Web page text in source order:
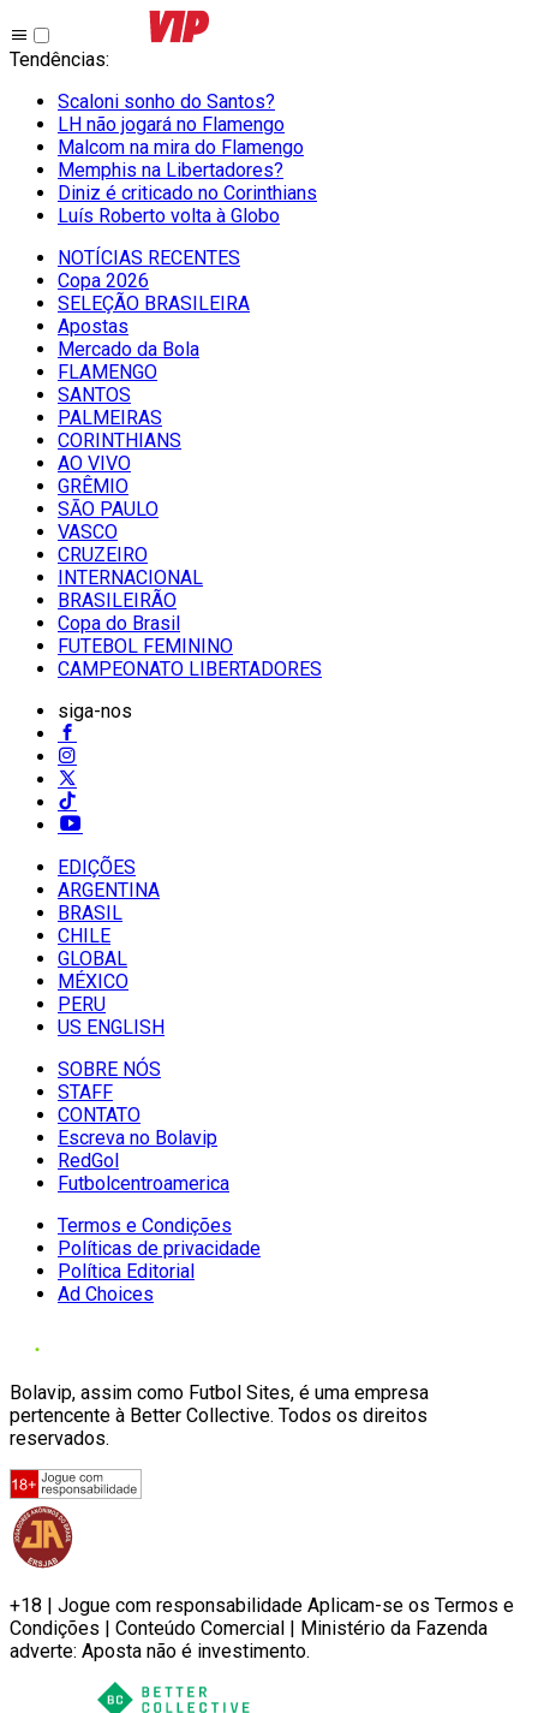
Tendências:
Scaloni sonho do Santos?
LH não jogará no Flamengo
Malcom na mira do Flamengo
Memphis na Libertadores?
Diniz é criticado no Corinthians
Luís Roberto volta à Globo
NOTÍCIAS RECENTES
Copa 2026
SELEÇÃO BRASILEIRA
Apostas
Mercado da Bola
FLAMENGO
SANTOS
PALMEIRAS
CORINTHIANS
AO VIVO
GRÊMIO
SĀO PAULO
VASCO
CRUZEIRO
INTERNACIONAL
BRASILEIRÃO
Copa do Brasil
FUTEBOL FEMININO
CAMPEONATO LIBERTADORES
siga-nos
EDIÇÕES
ARGENTINA
BRASIL
CHILE
GLOBAL
MÉXICO
PERU
US ENGLISH
SOBRE NÓS
STAFF
CONTATO
Escreva no Bolavip
RedGol
Futbolcentroamerica
Termos e Condições
Políticas de privacidade
Política Editorial
Ad Choices
Bolavip, assim como Futbol Sites, é uma empresa
pertencente à Better Collective. Todos os direitos
reservados.
+18 | Jogue com responsabilidade Aplicam-se os Termos e
Condições | Conteúdo Comercial | Ministério da Fazenda
adverte: Aposta não é investimento.